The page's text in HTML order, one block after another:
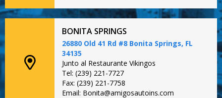
BONITA SPRINGS
26880 Old 41 Rd #8 Bonita Springs, FL
34135
Junto al Restaurante Vikingos
Tel: (239) 221-7727
Fax: (239) 221-7758
Email: Bonita@amigosautoins.com